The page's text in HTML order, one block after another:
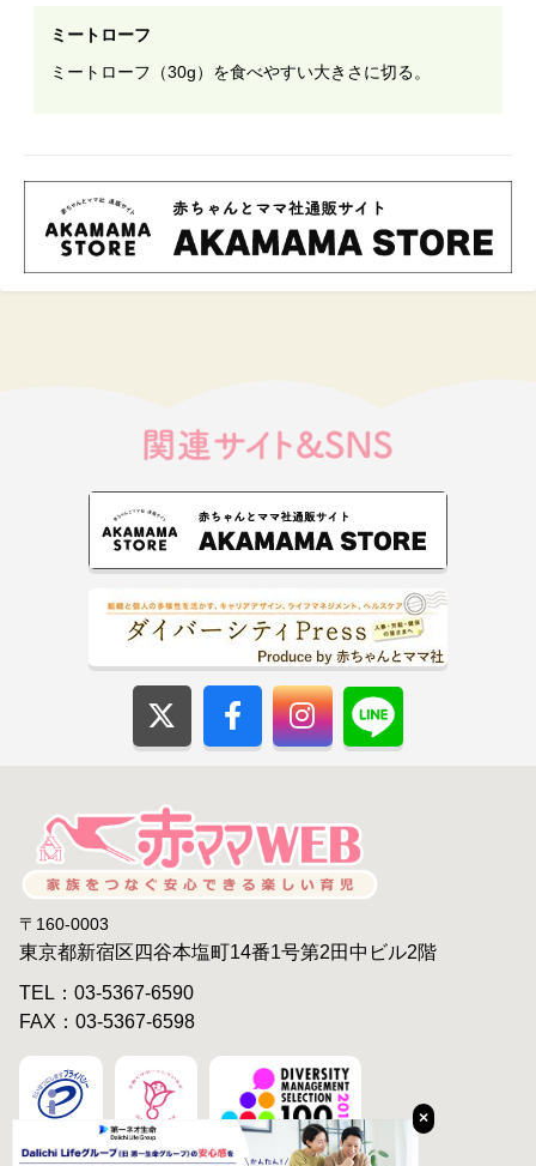
ミートローフ
ミートローフ（30g）を食べやすい大きさに切る。
×
〒160-0003
東京都新宿区四谷本塩町14番1号第2田中ビル2階
TEL：03-5367-6590
FAX：03-5367-6598